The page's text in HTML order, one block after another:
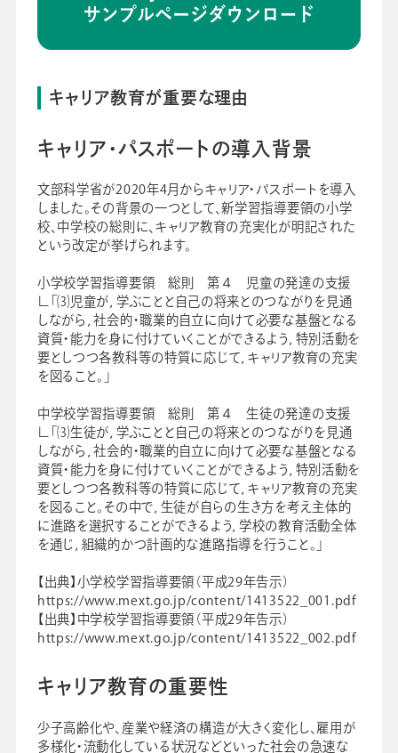
キャリア教育が重要な理由
キャリア・パスポートの導入背景
文部科学省が2020年4月からキャリア・パスポートを導入
しました。その背景の一つとして、新学習指導要領の小学
校、中学校の総則に、キャリア教育の充実化が明記された
という改定が挙げられます。
小学校学習指導要領 総則 第４ 児童の発達の支援
∟「⑶児童が，学ぶことと自己の将来とのつながりを見通
しながら，社会的・職業的自立に向けて必要な基盤となる
資質・能力を身に付けていくことができるよう，特別活動を
要としつつ各教科等の特質に応じて，キャリア教育の充実
を図ること。」
中学校学習指導要領 総則 第４ 生徒の発達の支援
∟「⑶生徒が，学ぶことと自己の将来とのつながりを見通
しながら，社会的・職業的自立に向けて必要な基盤となる
資質・能力を身に付けていくことができるよう，特別活動を
要としつつ各教科等の特質に応じて，キャリア教育の充実
を図ること。その中で，生徒が自らの生き方を考え主体的
に進路を選択することができるよう，学校の教育活動全体
を通じ，組織的かつ計画的な進路指導を行うこと。」
【出典】小学校学習指導要領（平成29年告示）
https://www.mext.go.jp/content/1413522_001.pdf
【出典】中学校学習指導要領（平成29年告示）
https://www.mext.go.jp/content/1413522_002.pdf
キャリア教育の重要性
少子高齢化や、産業や経済の構造が大きく変化し、雇用が
多様化・流動化している状況などといった社会の急速な